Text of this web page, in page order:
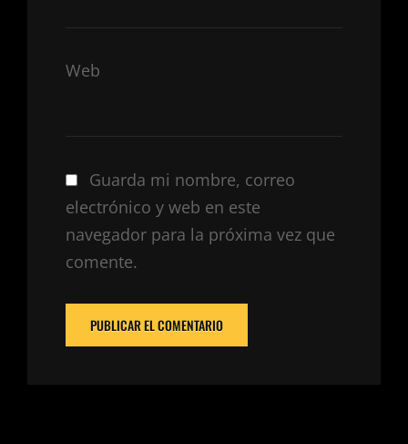
Web
Guarda mi nombre, correo
electrónico y web en este
navegador para la próxima vez que
comente.